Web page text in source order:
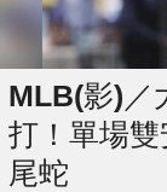
MLB(影)／
打！單場
尾蛇